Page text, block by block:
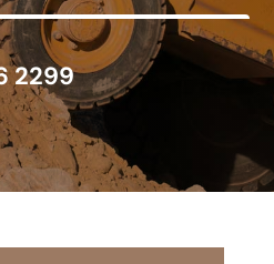
2299